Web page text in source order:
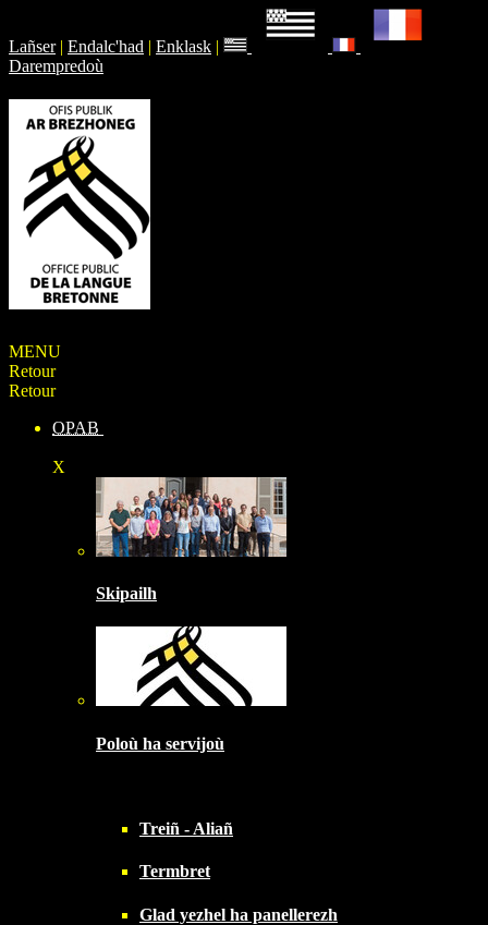
Lañser | Endalc'had | Enklask |
Darempredoù
MENU
Retour
Retour
OPAB
X
Skipailh
Poloù ha servijoù
Treiñ - Aliañ
Termbret
Glad yezhel ha panellerezh